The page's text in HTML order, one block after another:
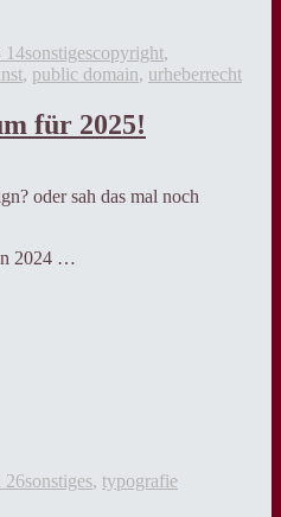
14sonstigescopyright,
, public domain, urheberrecht
für 2025!
oder sah das mal noch
2024 …
26sonstiges, typografie